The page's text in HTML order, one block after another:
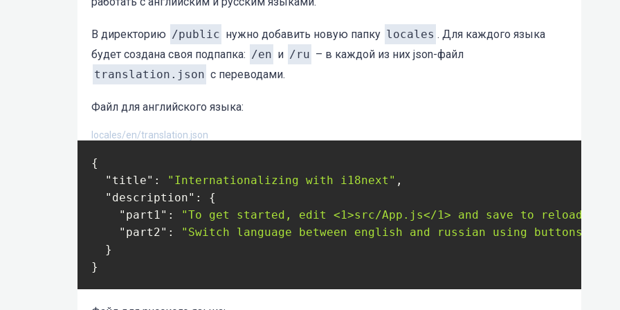
В директорию /public нужно добавить новую папку locales . Для каждого языка
будет создана своя подпапка: /en и /ru – в каждой из них json-файл
translation.json с переводами.
Файл для английского языка:
locales/en/translation.json
{
"title" : "Internationalizing with i18next" ,
"description" : {
"part1" : "To get started, edit <1>src/App.js</1> and save to reload."
"part2" :
"Switch language between english and russian using buttons
  }
}